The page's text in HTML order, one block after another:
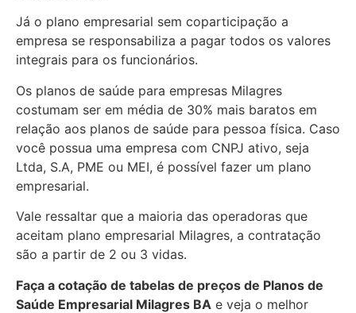
Já o plano empresarial sem coparticipação a
empresa se responsabiliza a pagar todos os valores
integrais para os funcionários.
Os planos de saúde para empresas Milagres
costumam ser em média de 30% mais baratos em
relação aos planos de saúde para pessoa física. Caso
você possua uma empresa com CNPJ ativo, seja
Ltda, S.A, PME ou MEI, é possível fazer um plano
empresarial.
Vale ressaltar que a maioria das operadoras que
aceitam plano empresarial Milagres, a contratação
são a partir de 2 ou 3 vidas.
Faça a cotação de tabelas de preços de Planos de
Saúde Empresarial Milagres BA e veja o melhor